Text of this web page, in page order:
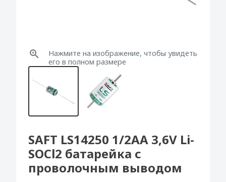
Нажмите на изображение, чтобы увидеть
его в полном размере
SAFT LS14250 1/2AA 3,6V Li-
SOCl2 батарейка с
проволочным выводом